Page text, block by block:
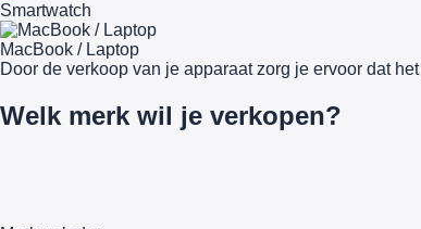
Smartwatch
MacBook / Laptop
Door de verkoop van je apparaat zorg je ervoor dat het
Welk merk wil je verkopen?